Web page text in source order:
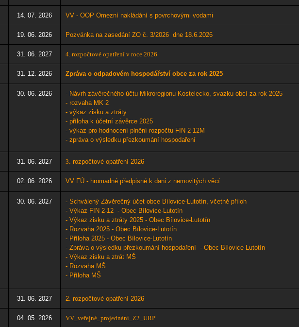
14. 07. 2026 VV - OOP Omezní nakládání s povrchovými vodami
19. 06. 2026 Pozvánka na zasedání ZO č. 3/2026 dne 18.6.2026
31. 06. 2027 4. rozpočtové opatření v roce 2026
31. 12. 2026 Zpráva o odpadovém hospodářství obce za rok 2025
30. 06. 2026 - Návrh závěrečného účtu Mikroregionu Kostelecko, svazku obcí za rok 2025
- rozvaha MK 2
- výkaz zisku a ztráty
- příloha k účetní závěrce 2025
- výkaz pro hodnocení plnění rozpočtu FIN 2-12M
- zpráva o výsledku přezkoumání hospodaření
31. 06. 2027 3 ​. rozpočtové opatření 2026
02. 06. 2026 VV FÚ - hromadné předpisné k dani z nemovitých věcí
30. 06. 2027 -Schválený Závěrečný účet obce Bílovice-Lutotín, včetně příloh
- Výkaz FIN 2-12 - Obec Bílovice-Lutotín
- Výkaz zisku a ztráty 2025 - Obec Bílovice-Lutotín
- Rozvaha 2025 - Obec Bílovice-Lutotín
- Příloha 2025 - Obec Bílovice-Lutotín
- Zpráva o výsledku přezkoumání hospodaření - Obec Bílovice-Lutotín
- Výkaz zisku a ztrát MŠ
- Rozvaha MŠ
- Příloha MŠ
31. 06. 2027 2. rozpočtové opatření 2026
04. 05. 2026 VV_veřejné_projednání_Z2_URP